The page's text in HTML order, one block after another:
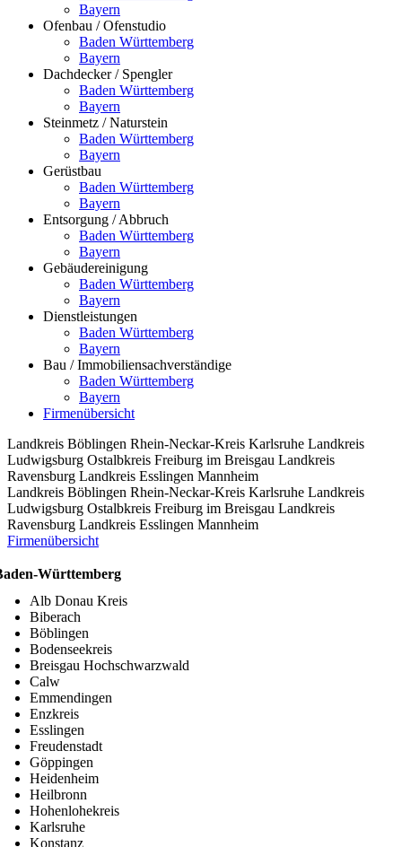
Bayern
Ofenbau / Ofenstudio
Baden Württemberg
Bayern
Dachdecker / Spengler
Baden Württemberg
Bayern
Steinmetz / Naturstein
Baden Württemberg
Bayern
Gerüstbau
Baden Württemberg
Bayern
Entsorgung / Abbruch
Baden Württemberg
Bayern
Gebäudereinigung
Baden Württemberg
Bayern
Dienstleistungen
Baden Württemberg
Bayern
Bau / Immobiliensachverständige
Baden Württemberg
Bayern
Firmenübersicht
Landkreis Böblingen Rhein-Neckar-Kreis Karlsruhe Landkreis
Ludwigsburg Ostalbkreis Freiburg im Breisgau Landkreis
Ravensburg Landkreis Esslingen Mannheim
Landkreis Böblingen Rhein-Neckar-Kreis Karlsruhe Landkreis
Ludwigsburg Ostalbkreis Freiburg im Breisgau Landkreis
Ravensburg Landkreis Esslingen Mannheim
Firmenübersicht
Württemberg
Alb Donau Kreis
Biberach
Böblingen
Bodenseekreis
Breisgau Hochschwarzwald
Calw
Emmendingen
Enzkreis
Esslingen
Freudenstadt
Göppingen
Heidenheim
Heilbronn
Hohenlohekreis
Karlsruhe
Konstanz